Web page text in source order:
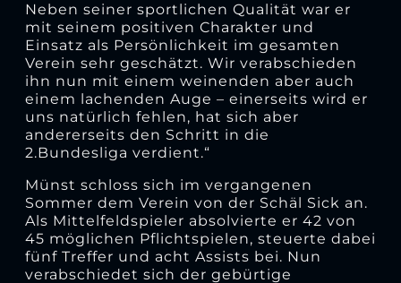
Neben seiner sportlichen Qualität war er
mit seinem positiven Charakter und
Einsatz als Persönlichkeit im gesamten
Verein sehr geschätzt. Wir verabschieden
ihn nun mit einem weinenden aber auch
einem lachenden Auge – einerseits wird er
uns natürlich fehlen, hat sich aber
andererseits den Schritt in die
2.Bundesliga verdient.“
Münst schloss sich im vergangenen
Sommer dem Verein von der Schäl Sick an.
Als Mittelfeldspieler absolvierte er 42 von
45 möglichen Pflichtspielen, steuerte dabei
fünf Treffer und acht Assists bei. Nun
verabschiedet sich der gebürtige